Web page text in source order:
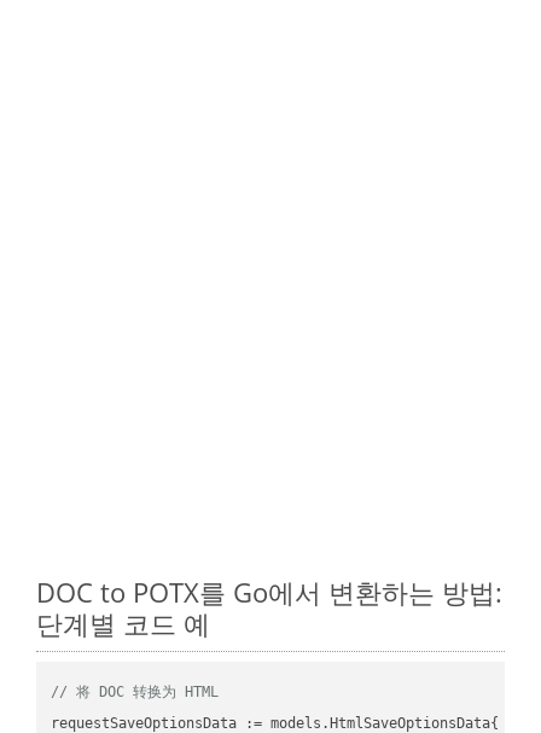
DOC to POTX를 Go에서 변환하는 방법:
단계별 코드 예
// 将 DOC 转换为 HTML
requestSaveOptionsData := models.HtmlSaveOptionsData{